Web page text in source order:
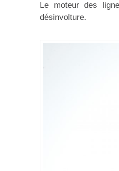
Le moteur des
désinvolture.